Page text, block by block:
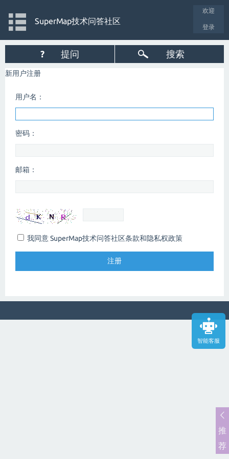
智能客服
欢迎
登录
SuperMap技术问答社区
? 提问 搜索
新用户注册
用户名：
密码：
邮箱：
我同意 SuperMap技术问答社区条款和隐私权政策